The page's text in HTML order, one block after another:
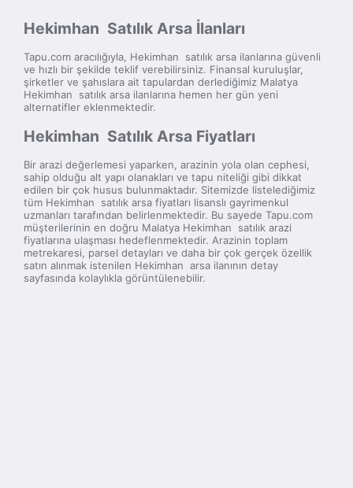
Hekimhan Satılık Arsa İlanları
Tapu.com aracılığıyla, Hekimhan satılık arsa ilanlarına güvenli
ve hızlı bir şekilde teklif verebilirsiniz. Finansal kuruluşlar,
şirketler ve şahıslara ait tapulardan derlediğimiz Malatya
Hekimhan satılık arsa ilanlarına hemen her gün yeni
alternatifler eklenmektedir.
Hekimhan Satılık Arsa Fiyatları
Bir arazi değerlemesi yaparken, arazinin yola olan cephesi,
sahip olduğu alt yapı olanakları ve tapu niteliği gibi dikkat
edilen bir çok husus bulunmaktadır. Sitemizde listelediğimiz
tüm Hekimhan satılık arsa fiyatları lisanslı gayrimenkul
uzmanları tarafından belirlenmektedir. Bu sayede Tapu.com
müşterilerinin en doğru Malatya Hekimhan satılık arazi
fiyatlarına ulaşması hedeflenmektedir. Arazinin toplam
metrekaresi, parsel detayları ve daha bir çok gerçek özellik
satın alınmak istenilen Hekimhan arsa ilanının detay
sayfasında kolaylıkla görüntülenebilir.